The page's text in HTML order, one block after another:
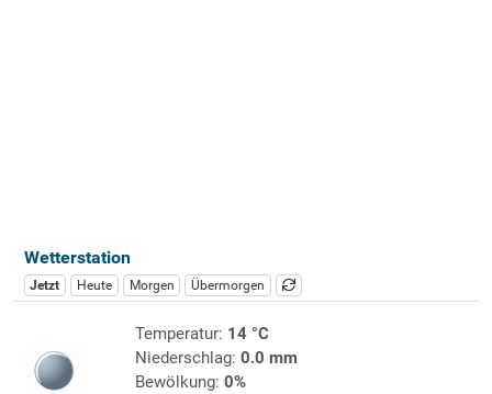
Wetterstation
Jetzt Heute Morgen Übermorgen
Temperatur: 14 °C
Niederschlag: 0.0 mm
Bewölkung: 0%